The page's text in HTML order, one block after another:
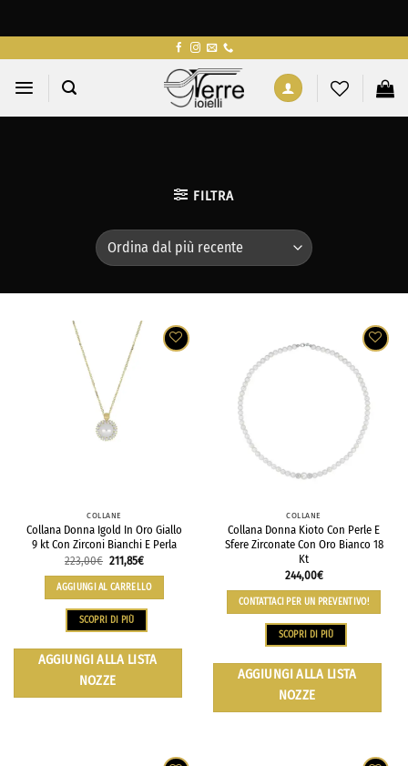
contenuti
FILTRA
COLLANE
Collana Donna Igold In Oro Giallo
9 kt Con Zirconi Bianchi E Perla
223,00€ 211,85€
AGGIUNGI AL CARRELLO
SCOPRI DI PIÙ
AGGIUNGI ALLA LISTA
NOZZE
COLLANE
Collana Donna Kioto Con Perle E
Sfere Zirconate Con Oro Bianco 18
Kt
244,00€
CONTATTACI PER UN PREVENTIVO!
SCOPRI DI PIÙ
AGGIUNGI ALLA LISTA
NOZZE